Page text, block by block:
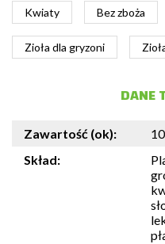
Kwiaty Bez zboża
Zioła dla gryzoni
DANE
Zawartość (ok):
Skład: